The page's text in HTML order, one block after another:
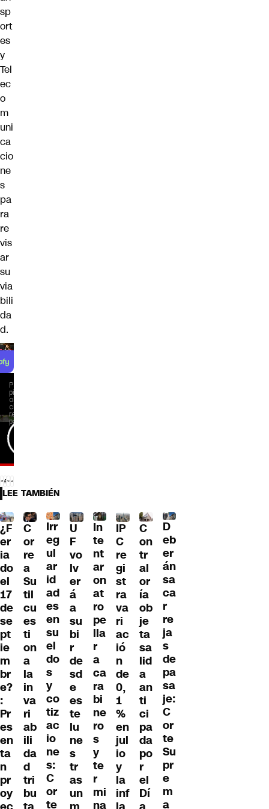
sp
ort
es
y
Tel
ec
o
m
uni
ca
cio
ne
s
pa
ra
re
vis
ar
su
via
bili
da
d.
LEE TAMBIÉN
¿F
er
ia
do
el
17
de
se
pt
ie
m
br
e?
:
Pr
es
en
ta
n
pr
oy
C
or
re
a
Su
til
cu
es
ti
on
a
la
in
va
ri
ab
ili
da
d
tri
bu
Irr
eg
ul
ar
id
ad
es
en
su
el
do
s
y
co
tiz
ac
io
ne
s:
C
or
te
U
F
vo
lv
er
á
a
su
bi
r
de
sd
e
es
te
lu
ne
s
tr
as
un
In
te
nt
ar
on
at
ro
pe
lla
r
a
ca
ra
bi
ne
ro
s
y
te
r
mi
na
IP
C
re
gi
st
ra
va
ri
ac
ió
n
de
0,
1
%
en
jul
io
y
la
inf
C
on
tr
al
or
ía
ob
je
ta
sa
lid
a
an
ti
ci
pa
da
po
r
el
Dí
D
eb
er
án
sa
ca
r
re
ja
s
de
pa
sa
je:
C
or
te
Su
pr
e
m
a